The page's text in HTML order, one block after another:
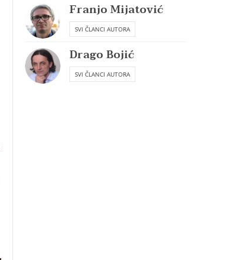
Franjo Mijatović
SVI ČLANCI AUTORA
Drago Bojić
SVI ČLANCI AUTORA